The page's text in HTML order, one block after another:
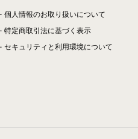
個人情報のお取り扱いについて
特定商取引法に基づく表示
セキュリティと利用環境について